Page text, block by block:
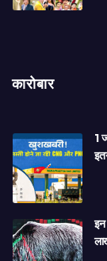
कारोबार
1
इन